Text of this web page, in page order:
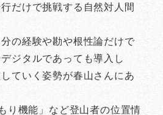
だけで挑戦する自然対人間
の経験や勘や根性論だけで
ジタルであっても導入し
ていく姿勢が春山さんにあ
り機能」など登山者の位置情